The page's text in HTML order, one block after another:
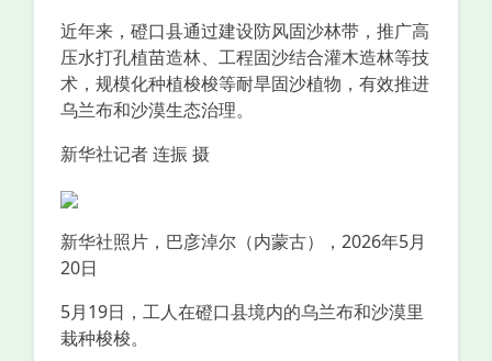
近年来，磴口县通过建设防风固沙林带，推广高
压水打孔植苗造林、工程固沙结合灌木造林等技
术，规模化种植梭梭等耐旱固沙植物，有效推进
乌兰布和沙漠生态治理。
新华社记者 连振 摄
新华社照片，巴彦淖尔（内蒙古），2026年5月
20日
5月19日，工人在磴口县境内的乌兰布和沙漠里
栽种梭梭。